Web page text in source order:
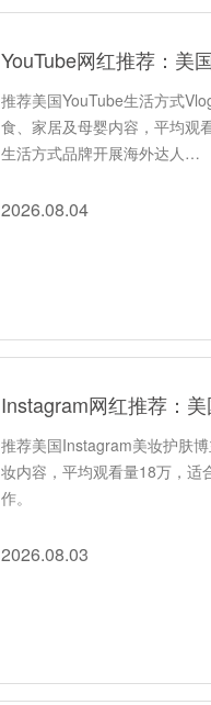
YouTube网红推荐：美
推荐美国YouTube生活方式
食、家居及母婴内容，平均观
生活方式品牌开展海外达人…
2026.08.04
Instagram网红推荐：
推荐美国Instagram美妆护肤
妆内容，平均观看量18万，适
作。
2026.08.03